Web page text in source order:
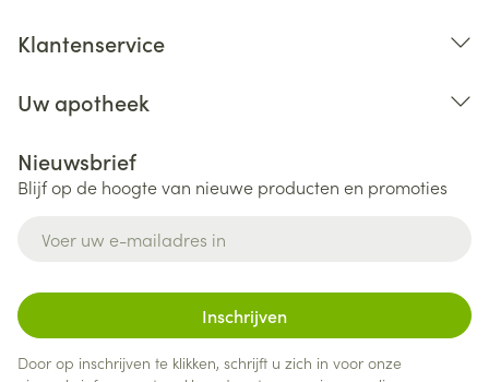
Klantenservice
Uw apotheek
Nieuwsbrief
Blijf op de hoogte van nieuwe producten en promoties
Inschrijven
Door op inschrijven te klikken, schrijft u zich in voor onze